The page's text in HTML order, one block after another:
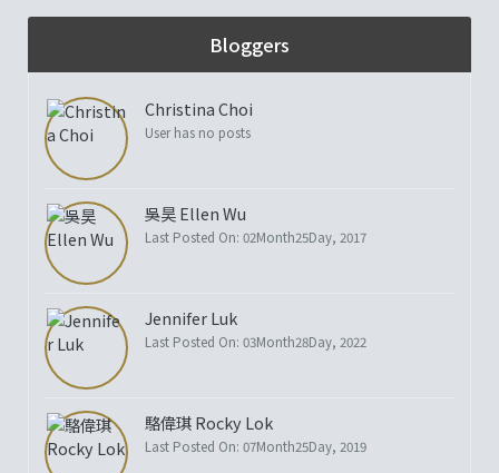
Bloggers
Christina Choi
User has no posts
吳昊 Ellen Wu
Last Posted On: 02Month25Day, 2017
Jennifer Luk
Last Posted On: 03Month28Day, 2022
駱偉琪 Rocky Lok
Last Posted On: 07Month25Day, 2019